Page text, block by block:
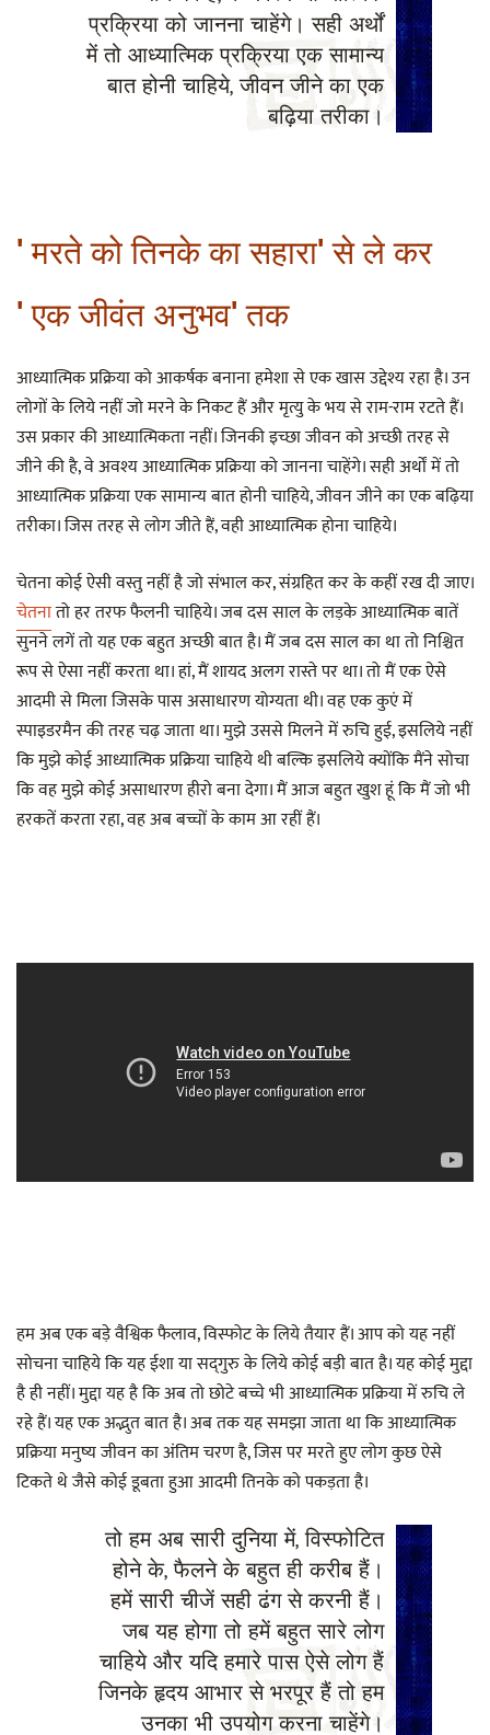
प्रक्रिया को जानना चाहेंगे। सही अर्थों
में तो आध्यात्मिक प्रक्रिया एक सामान्य
बात होनी चाहिये, जीवन जीने का एक
बढ़िया तरीका।
'मरते को तिनके का सहारा' से ले कर
'एक जीवंत अनुभव' तक
आध्यात्मिक प्रक्रिया को आकर्षक बनाना हमेशा से एक खास उद्देश्य रहा है। उन
लोगों के लिये नहीं जो मरने के निकट हैं और मृत्यु के भय से राम-राम रटते हैं।
उस प्रकार की आध्यात्मिकता नहीं। जिनकी इच्छा जीवन को अच्छी तरह से
जीने की है, वे अवश्य आध्यात्मिक प्रक्रिया को जानना चाहेंगे। सही अर्थों में तो
आध्यात्मिक प्रक्रिया एक सामान्य बात होनी चाहिये, जीवन जीने का एक बढ़िया
तरीका। जिस तरह से लोग जीते हैं, वही आध्यात्मिक होना चाहिये।
चेतना कोई ऐसी वस्तु नहीं है जो संभाल कर, संग्रहित कर के कहीं रख दी जाए।
चेतनातो हर तरफ फैलनी चाहिये। जब दस साल के लड़के आध्यात्मिक बातें
सुनने लगें तो यह एक बहुत अच्छी बात है। मैं जब दस साल का था तो निश्चित
रूप से ऐसा नहीं करता था। हां, मैं शायद अलग रास्ते पर था। तो मैं एक ऐसे
आदमी से मिला जिसके पास असाधारण योग्यता थी। वह एक कुएं में
स्पाइडरमैन की तरह चढ़ जाता था। मुझे उससे मिलने में रुचि हुई, इसलिये नहीं
कि मुझे कोई आध्यात्मिक प्रक्रिया चाहिये थी बल्कि इसलिये क्योंकि मैंने सोचा
कि वह मुझे कोई असाधारण हीरो बना देगा। मैं आज बहुत खुश हूं कि मैं जो भी
हरकतें करता रहा, वह अब बच्चों के काम आ रहीं हैं।
हम अब एक बड़े वैश्विक फैलाव, विस्फोट के लिये तैयार हैं। आप को यह नहीं
सोचना चाहिये कि यह ईशा या सद्‌गुरु के लिये कोई बड़ी बात है। यह कोई मुद्दा
है ही नहीं। मुद्दा यह है कि अब तो छोटे बच्चे भी आध्यात्मिक प्रक्रिया में रुचि ले
रहे हैं। यह एक अद्भुत बात है। अब तक यह समझा जाता था कि आध्यात्मिक
प्रक्रिया मनुष्य जीवन का अंतिम चरण है, जिस पर मरते हुए लोग कुछ ऐसे
टिकते थे जैसे कोई डूबता हुआ आदमी तिनके को पकड़ता है।
तो हम अब सारी दुनिया में, विस्फोटित
होने के, फैलने के बहुत ही करीब हैं।
हमें सारी चीजें सही ढंग से करनी हैं।
जब यह होगा तो हमें बहुत सारे लोग
चाहिये और यदि हमारे पास ऐसे लोग हैं
जिनके हृदय आभार से भरपूर हैं तो हम
उनका भी उपयोग करना चाहेंगे।